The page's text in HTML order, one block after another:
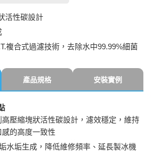
活性碳設計
複合式過濾技術，去除水中99.99%細菌
產品規格 安裝實例
壓縮塊狀活性碳設計，濾效穩定，維持
的高度一致性
水垢生成，降低維修頻率、延長製冰機